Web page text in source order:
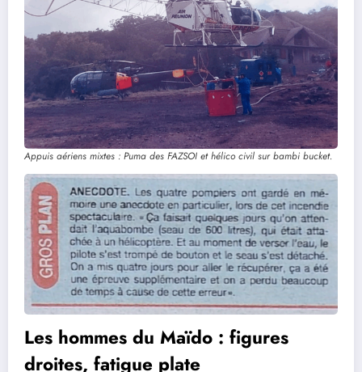
Appuis aériens mixtes : Puma des FAZSOI et hélico civil sur bambi bucket.
Les hommes du Maïdo : figures
droites, fatigue plate